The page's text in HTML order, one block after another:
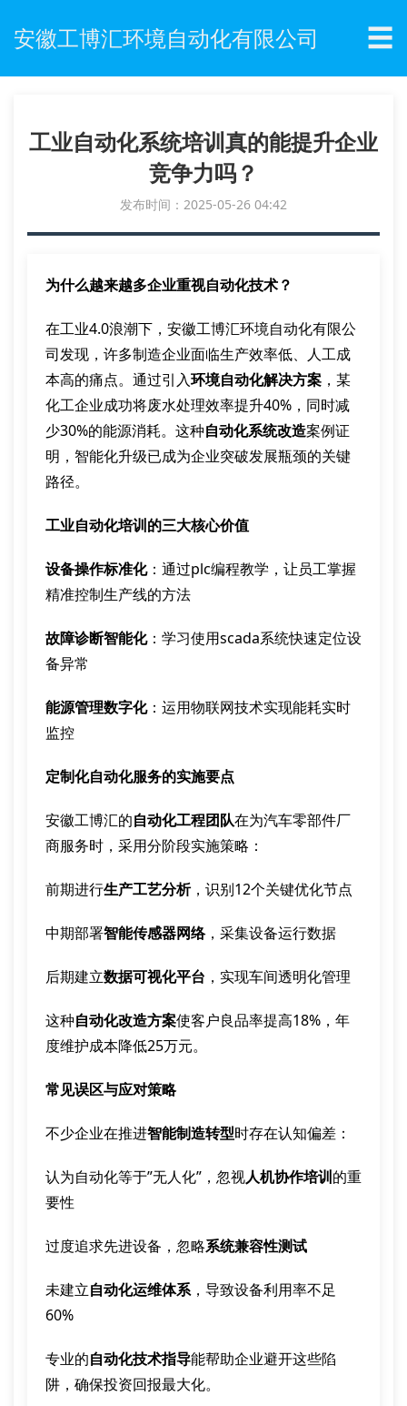
安徽工博汇环境自动化有限公司 ☰
工业自动化系统培训真的能提升企业
竞争力吗？
发布时间：2025-05-26 04:42
为什么越来越多企业重视自动化技术？
在工业4.0浪潮下，安徽工博汇环境自动化有限公
司发现，许多制造企业面临生产效率低、人工成
本高的痛点。通过引入环境自动化解决方案 ，某
化工企业成功将废水处理效率提升40%，同时减
少30%的能源消耗。这种自动化系统改造案例证
明，智能化升级已成为企业突破发展瓶颈的关键
路径。
工业自动化培训的三大核心价值
设备操作标准化：通过plc编程教学，让员工掌握
精准控制生产线的方法
故障诊断智能化：学习使用scada系统快速定位设
备异常
能源管理数字化：运用物联网技术实现能耗实时
监控
定制化自动化服务的实施要点
安徽工博汇的自动化工程团队在为汽车零部件厂
商服务时，采用分阶段实施策略：
前期进行生产工艺分析，识别12个关键优化节点
中期部署智能传感器网络，采集设备运行数据
后期建立数据可视化平台 ，实现车间透明化管理
这种自动化改造方案使客户良品率提高18%，年
度维护成本降低25万元。
常见误区与应对策略
不少企业在推进智能制造转型时存在认知偏差：
认为自动化等于”无人化”，忽视人机协作培训的重
要性
过度追求先进设备，忽略系统兼容性测试
未建立自动化运维体系，导致设备利用率不足
60%
专业的自动化技术指导能帮助企业避开这些陷
阱，确保投资回报最大化。